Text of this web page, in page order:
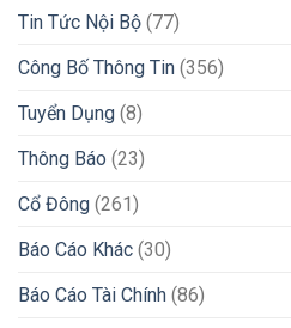
Tin Tức Nội Bộ (77)
Công Bố Thông Tin (356)
Tuyển Dụng (8)
Thông Báo (23)
Cổ Đông (261)
Báo Cáo Khác (30)
Báo Cáo Tài Chính (86)